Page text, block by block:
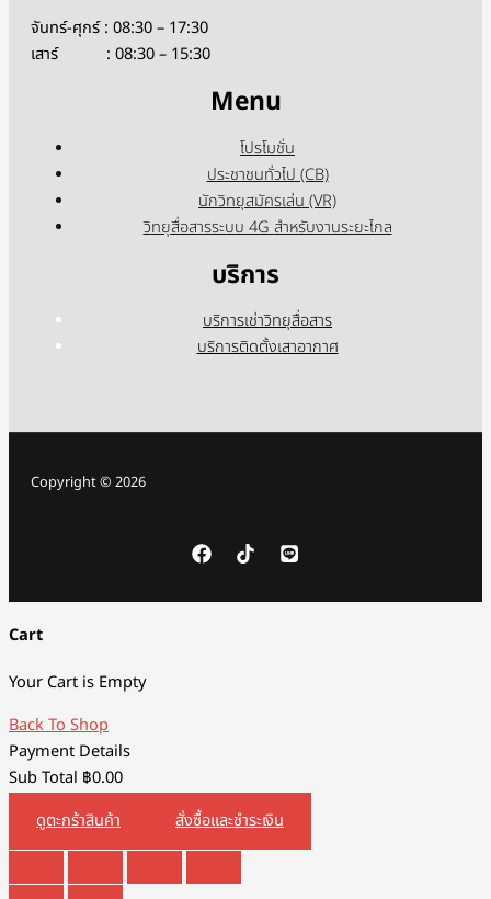
จันทร์-ศุกร์ : 08:30 – 17:30
เสาร์ : 08:30 – 15:30
Menu
โปรโมชั่น
ประชาชนทั่วไป (CB)
นักวิทยุสมัครเล่น (VR)
วิทยุสื่อสารระบบ 4G สำหรับงานระยะไกล
บริการ
บริการเช่าวิทยุสื่อสาร
บริการติดตั้งเสาอากาศ
Copyright © 2026
Cart
Your Cart is Empty
Back To Shop
Payment Details
Sub Total ฿0.00
ดูตะกร้าสินค้า
สั่งซื้อและชำระเงิน